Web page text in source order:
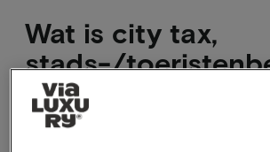
Wat is city tax,
stads-/
City tax betekent stads-/